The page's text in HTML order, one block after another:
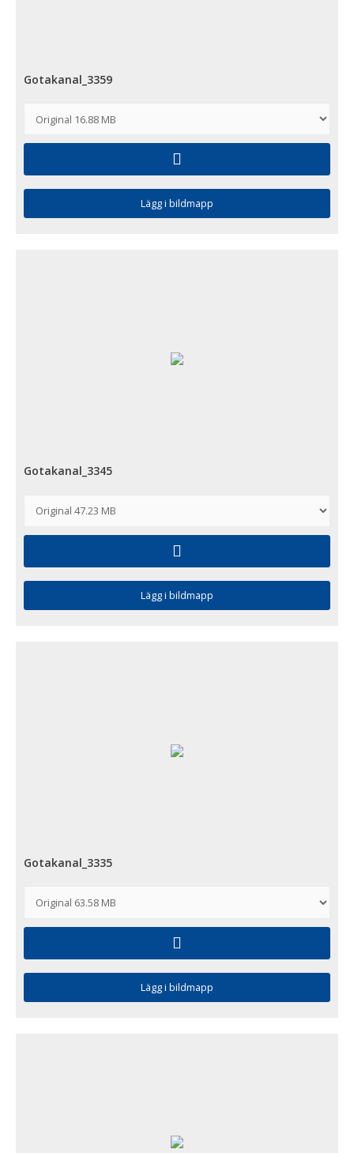
Gotakanal_3359
Lägg i bildmapp
Gotakanal_3345
Lägg i bildmapp
Gotakanal_3335
Lägg i bildmapp